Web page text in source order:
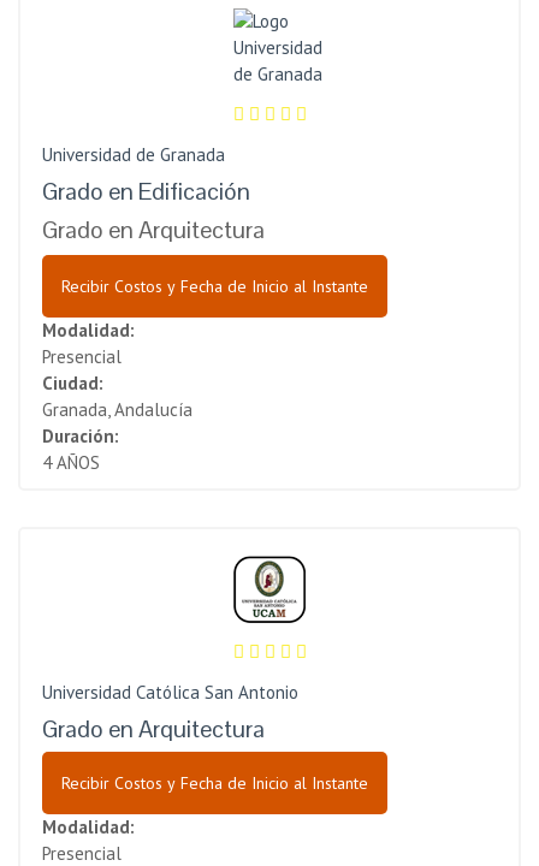
Universidad de Granada
Grado en Edificación
Grado en Arquitectura
Recibir Costos y Fecha de Inicio al Instante
Modalidad:
Presencial
Ciudad:
Granada, Andalucía
Duración:
4 AÑOS
Universidad Católica San Antonio
Grado en Arquitectura
Recibir Costos y Fecha de Inicio al Instante
Modalidad:
Presencial